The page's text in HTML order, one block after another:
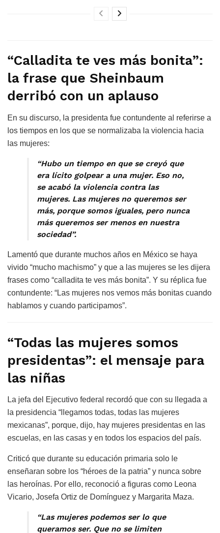
“Calladita te ves más bonita”:
la frase que Sheinbaum
derribó con un aplauso
En su discurso, la presidenta fue contundente al referirse a
los tiempos en los que se normalizaba la violencia hacia
las mujeres:
“Hubo un tiempo en que se creyó que
era lícito golpear a una mujer. Eso no,
se acabó la violencia contra las
mujeres. Las mujeres no queremos ser
más, porque somos iguales, pero nunca
más queremos ser menos en nuestra
sociedad”.
Lamentó que durante muchos años en México se haya
vivido “mucho machismo” y que a las mujeres se les dijera
frases como “calladita te ves más bonita”. Y su réplica fue
contundente: “Las mujeres nos vemos más bonitas cuando
hablamos y cuando participamos”.
“Todas las mujeres somos
presidentas”: el mensaje para
las niñas
La jefa del Ejecutivo federal recordó que con su llegada a
la presidencia “llegamos todas, todas las mujeres
mexicanas”, porque, dijo, hay mujeres presidentas en las
escuelas, en las casas y en todos los espacios del país.
Criticó que durante su educación primaria solo le
enseñaran sobre los “héroes de la patria” y nunca sobre
las heroínas. Por ello, reconoció a figuras como Leona
Vicario, Josefa Ortiz de Domínguez y Margarita Maza.
“Las mujeres podemos ser lo que
queramos ser. Que no se limiten